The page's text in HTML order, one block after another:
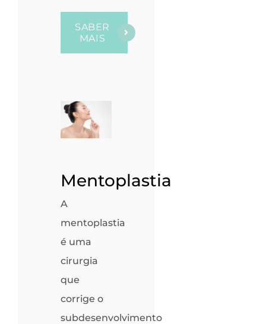
SABER
MAIS
Mentoplastia
A
mentoplastia
é uma
cirurgia
que
corrige o
subdesenvolvimento